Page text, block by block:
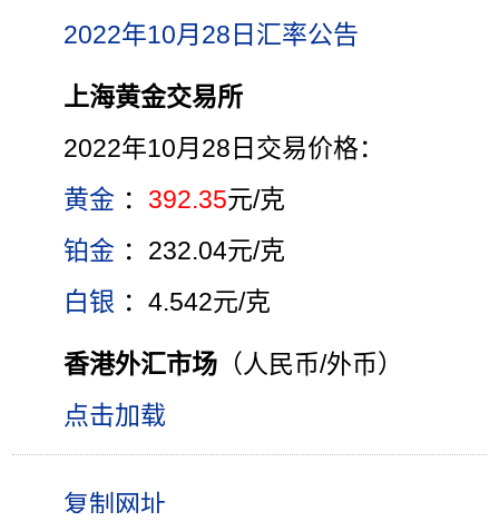
2022年10月28日汇率公告
上海黄金交易所
2022年10月28日交易价格：
黄金 ： 392.35元/克
铂金 ：232.04元/克
白银 ：4.542元/克
香港外汇市场 （人民币/外币）
点击加载